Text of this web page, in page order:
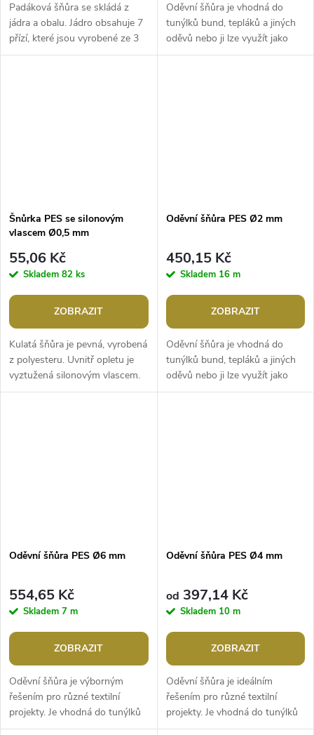
Padáková šňůra se skládá z
jádra a obalu. Jádro obsahuje 7
přízí, které jsou vyrobené ze 3
pramenů. Obal je upletený z
Oděvní šňůra je vhodná do
tunýlků bund, tepláků a jiných
oděvů nebo ji lze využít jako
vázačku na bytové textilie,
Šnůrka PES se silonovým
vlascem Ø0,5 mm
55,06 Kč
Skladem 82 ks
ZOBRAZIT
Kulatá šňůra je pevná, vyrobená
z polyesteru. Uvnitř opletu je
vyztužená silonovým vlascem.
Použití: Šňůrka je vhodná na
Oděvní šňůra PES Ø2 mm
450,15 Kč
Skladem 16 m
ZOBRAZIT
Oděvní šňůra je vhodná do
tunýlků bund, tepláků a jiných
oděvů nebo ji lze využít jako
vázačku na bytové textilie,
Oděvní šňůra PES Ø6 mm
554,65 Kč
Skladem 7 m
ZOBRAZIT
Oděvní šňůra je výborným
řešením pro různé textilní
projekty. Je vhodná do tunýlků
bund, tepláků a jiných oděvů. Je
Oděvní šňůra PES Ø4 mm
od 397,14 Kč
Skladem 10 m
ZOBRAZIT
Oděvní šňůra je ideálním
řešením pro různé textilní
projekty. Je vhodná do tunýlků
bund, tepláků a jiných oděvů. Je